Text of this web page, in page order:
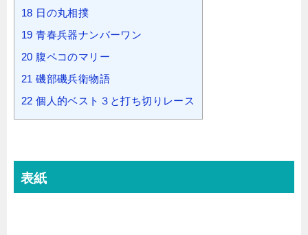
18 日の丸相撲
19 青春兵器ナンバーワン
20 腹ペコのマリー
21 磯部磯兵衛物語
22 個人的ベスト３と打ち切りレース
表紙